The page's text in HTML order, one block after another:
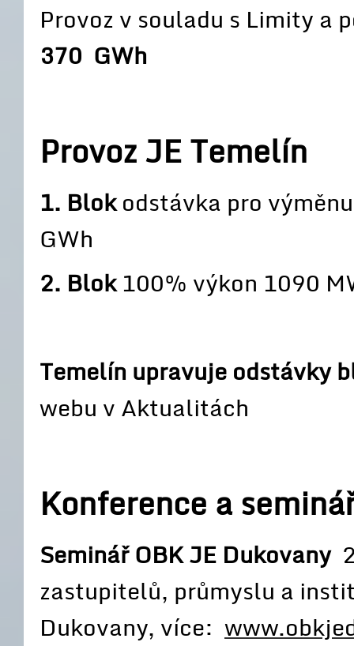
Provoz v souladu s Limity
370 GWh
Provoz JE Temelín
1. Blokodstávka pro
GWh
2. Blok100% výkon 1090
Temelín upravuje odstávky
webu v Aktualitách
Konference a
Seminář OBK JE Dukovany
zastupitelů, průmyslu a
Dukovany, více: